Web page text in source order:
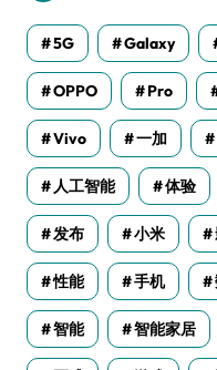
5G Galaxy
OPPO Pro
Vivo 一加
人工智能 体验
发布 小米
性能 手机
智能 智能家居